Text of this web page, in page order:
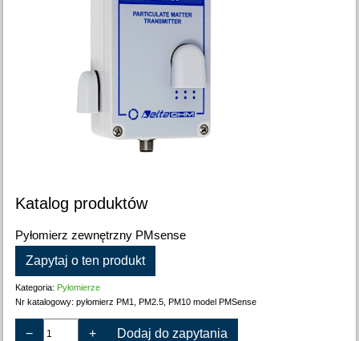
Katalog produktów
Pyłomierz zewnętrzny PMsense
Zapytaj o ten produkt
Kategoria: Pyłomierze
Nr katalogowy:pyłomierz PM1, PM2.5, PM10 model PMSense
− + Dodaj do zapytania